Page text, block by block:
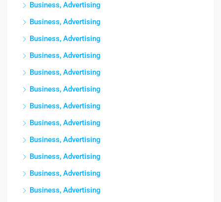
Business, Advertising
Business, Advertising
Business, Advertising
Business, Advertising
Business, Advertising
Business, Advertising
Business, Advertising
Business, Advertising
Business, Advertising
Business, Advertising
Business, Advertising
Business, Advertising